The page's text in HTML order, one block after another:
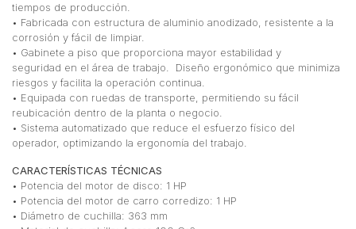
tiempos de producción.
• Fabricada con estructura de aluminio anodizado, resistente a la
corrosión y fácil de limpiar.
• Gabinete a piso que proporciona mayor estabilidad y
seguridad en el área de trabajo. Diseño ergonómico que minimiza
riesgos y facilita la operación continua.
• Equipada con ruedas de transporte, permitiendo su fácil
reubicación dentro de la planta o negocio.
• Sistema automatizado que reduce el esfuerzo físico del
operador, optimizando la ergonomía del trabajo.
CARACTERÍSTICAS TÉCNICAS
• Potencia del motor de disco: 1 HP
• Potencia del motor de carro corredizo: 1 HP
• Diámetro de cuchilla: 363 mm